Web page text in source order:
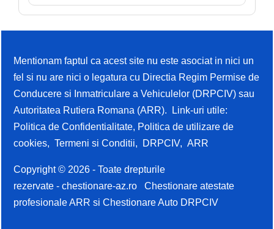
Mentionam faptul ca acest site nu este asociat in nici un
fel si nu are nici o legatura cu Directia Regim Permise de
Conducere si Inmatriculare a Vehiculelor (DRPCIV) sau
Autoritatea Rutiera Romana (ARR). Link-uri utile:
Politica de Confidentialitate, Politica de utilizare de
cookies,Termeni si Conditii, DRPCIV,ARR
Copyright © 2026 - Toate drepturile
rezervate -chestionare-az.ro Chestionare atestate
profesionale ARR si Chestionare Auto DRPCIV